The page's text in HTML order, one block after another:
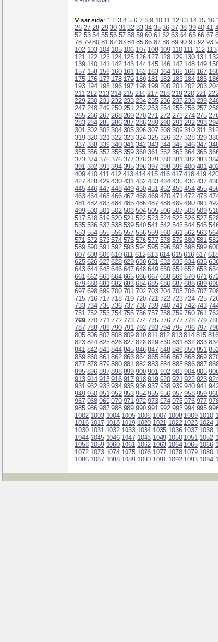
Visar sida: 1 2 3 4 5 6 7 8 9 10 11 12 13 14 15 16
26 27 28 29 30 31 32 33 34 35 36 37 38 39 40 41
52 53 54 55 56 57 58 59 60 61 62 63 64 65 66 67
78 79 80 81 82 83 84 85 86 87 88 89 90 91 92 93
102 103 104 105 106 107 108 109 110 111 112 113
121 122 123 124 125 126 127 128 129 130 131
139 140 141 142 143 144 145 146 147 148 149
157 158 159 160 161 162 163 164 165 166 167
175 176 177 178 179 180 181 182 183 184 185
193 194 195 196 197 198 199 200 201 202 203
211 212 213 214 215 216 217 218 219 220 221 222
229 230 231 232 233 234 235 236 237 238 239
247 248 249 250 251 252 253 254 255 256 257
265 266 267 268 269 270 271 272 273 274 275
283 284 285 286 287 288 289 290 291 292 293
301 302 303 304 305 306 307 308 309 310 311 312
319 320 321 322 323 324 325 326 327 328 329
337 338 339 340 341 342 343 344 345 346 347
355 356 357 358 359 360 361 362 363 364 365
373 374 375 376 377 378 379 380 381 382 383
391 392 393 394 395 396 397 398 399 400 401
409 410 411 412 413 414 415 416 417 418 419 420
427 428 429 430 431 432 433 434 435 436 437
445 446 447 448 449 450 451 452 453 454 455
463 464 465 466 467 468 469 470 471 472 473
481 482 483 484 485 486 487 488 489 490 491
499 500 501 502 503 504 505 506 507 508 509
517 518 519 520 521 522 523 524 525 526 527
535 536 537 538 539 540 541 542 543 544 545
553 554 555 556 557 558 559 560 561 562 563
571 572 573 574 575 576 577 578 579 580 581
589 590 591 592 593 594 595 596 597 598 599
607 608 609 610 611 612 613 614 615 616 617 618
625 626 627 628 629 630 631 632 633 634 635
643 644 645 646 647 648 649 650 651 652 653
661 662 663 664 665 666 667 668 669 670 671
679 680 681 682 683 684 685 686 687 688 689
697 698 699 700 701 702 703 704 705 706 707
715 716 717 718 719 720 721 722 723 724 725
733 734 735 736 737 738 739 740 741 742 743
751 752 753 754 755 756 757 758 759 760 761
769 770 771 772 773 774 775 776 777 778 779
787 788 789 790 791 792 793 794 795 796 797
805 806 807 808 809 810 811 812 813 814 815 816
823 824 825 826 827 828 829 830 831 832 833
841 842 843 844 845 846 847 848 849 850 851
859 860 861 862 863 864 865 866 867 868 869
877 878 879 880 881 882 883 884 885 886 887
895 896 897 898 899 900 901 902 903 904 905
913 914 915 916 917 918 919 920 921 922 923
931 932 933 934 935 936 937 938 939 940 941
949 950 951 952 953 954 955 956 957 958 959
967 968 969 970 971 972 973 974 975 976 977
985 986 987 988 989 990 991 992 993 994 995
1002 1003 1004 1005 1006 1007 1008 1009 1010
1016 1017 1018 1019 1020 1021 1022 1023 1024
1030 1031 1032 1033 1034 1035 1036 1037 1038
1044 1045 1046 1047 1048 1049 1050 1051 1052
1058 1059 1060 1061 1062 1063 1064 1065 1066
1072 1073 1074 1075 1076 1077 1078 1079 1080
1086 1087 1088 1089 1090 1091 1092 1093 1094